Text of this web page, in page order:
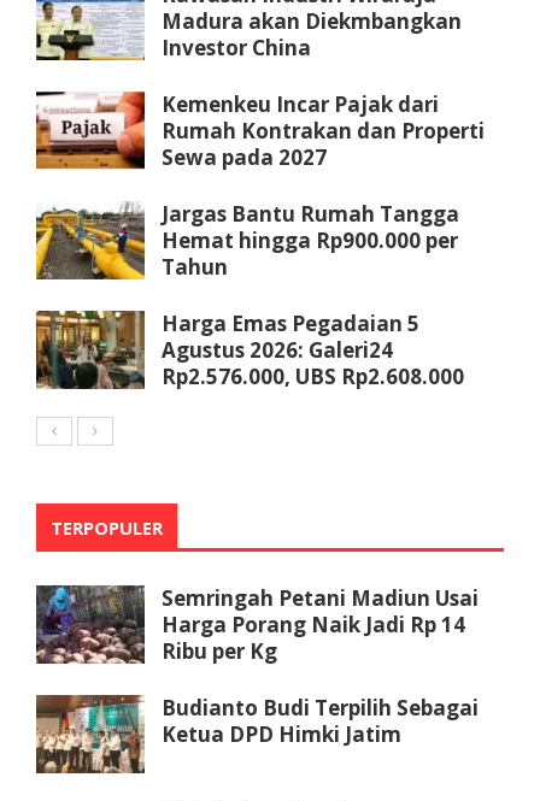
Madura akan Diekmbangkan
Investor China
Kemenkeu Incar Pajak dari
Rumah Kontrakan dan Properti
Sewa pada 2027
Jargas Bantu Rumah Tangga
Hemat hingga Rp900.000 per
Tahun
Harga Emas Pegadaian 5
Agustus 2026: Galeri24
Rp2.576.000, UBS Rp2.608.000
TERPOPULER
Semringah Petani Madiun Usai
Harga Porang Naik Jadi Rp 14
Ribu per Kg
Budianto Budi Terpilih Sebagai
Ketua DPD Himki Jatim